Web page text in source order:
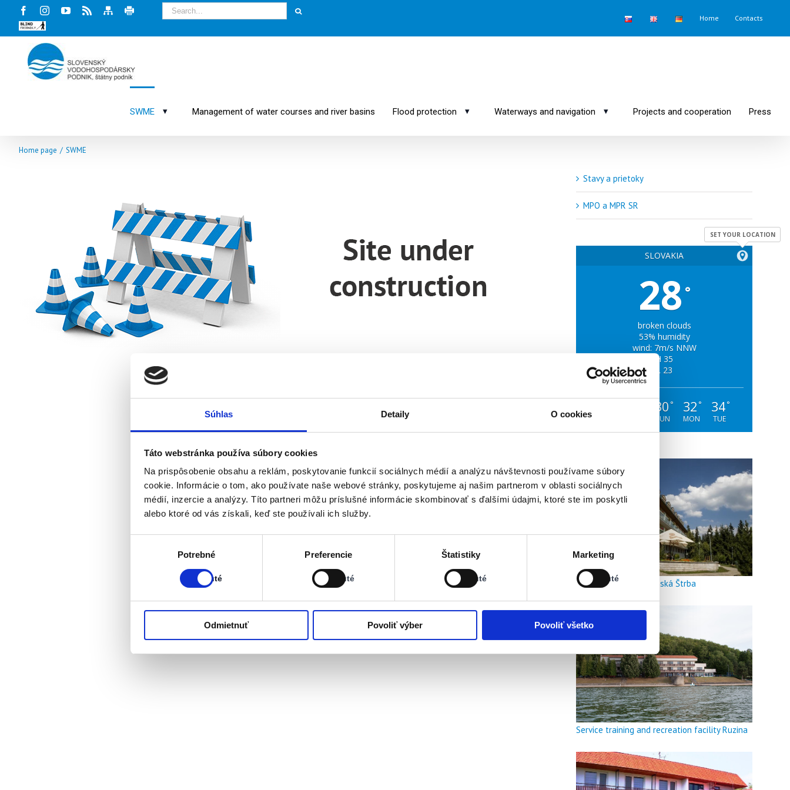
Súhlas Detaily O cookies
Táto webstránka používa súbory cookies
Na prispôsobenie obsahu a reklám, poskytovanie funkcií sociálnych médií a analýzu návštevnosti používame súbory
cookie. Informácie o tom, ako používate naše webové stránky, poskytujeme aj našim partnerom v oblasti sociálnych
médií, inzercie a analýzy. Títo partneri môžu príslušné informácie skombinovať s ďalšími údajmi, ktoré ste im poskytli
alebo ktoré od vás získali, keď ste používali ich služby.
Potrebné
Zapnuté
Stav:
Zapnuté
Preferencie
Vypnuté
Stav:
Vypnuté
Štatistiky
Vypnuté
Stav:
Vypnuté
Marketing
Vypnuté
Stav:
Vypnuté
Odmietnuť Povoliť výber Povoliť všetko
FacebookInstagram
YoutubeRssMapa Tlač
Blind
friendly
Home Contacts
SWME ▾ Management of water courses and river basins Flood protection ▾ Waterways and navigation ▾ Projects and cooperation Press
Home page / SWME
Stavy a prietoky
MPO a MPR SR
SLOVAKIA
SET YOUR LOCATION
28 °
broken clouds
53% humidity
wind: 7m/s NNW
H 35
L 23
30 °
SUN
32 °
MON
34°
TUE
Hotel Meander Tatranská Štrba
Service training and recreation facility Ruzina